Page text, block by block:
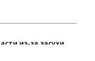
из-за засухи